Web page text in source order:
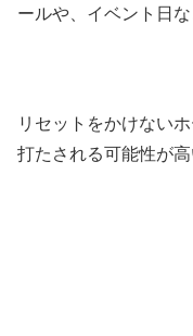
ールや、イベント日な
リセットをかけない
打たされる可能性が